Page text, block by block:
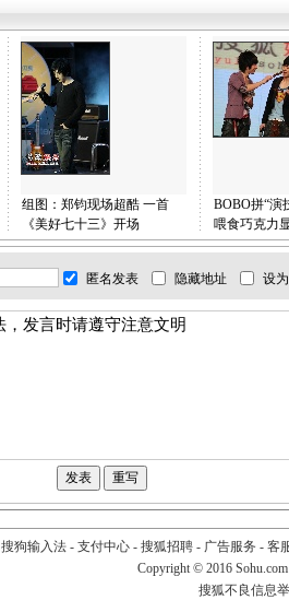
组图：郑钧现场超酷 一首
《美好七十三》开场
BOBO拼“演
喂食巧克力
匿名发表 隐藏地址 设
搜狗输入法- 支付中心- 搜狐招聘- 广告服务 - 客
Copyright © 2016
搜狐不良信息